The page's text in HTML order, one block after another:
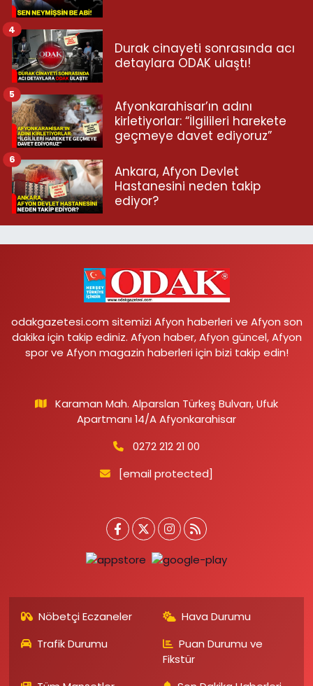
Durak cinayeti sonrasında acı
detaylara ODAK ulaştı!
4
Afyonkarahisar’ın adını
kirletiyorlar: “İlgilileri harekete
geçmeye davet ediyoruz”
5
Ankara, Afyon Devlet
Hastanesini neden takip
ediyor?
6
odakgazetesi.com sitemizi Afyon haberleri ve Afyon son
dakika için takip ediniz. Afyon haber, Afyon güncel, Afyon
spor ve Afyon magazin haberleri için bizi takip edin!
Karaman Mah. Alparslan Türkeş Bulvarı, Ufuk
Apartmanı 14/A Afyonkarahisar
0272 212 21 00
[email protected]
Nöbetçi Eczaneler
Hava Durumu
Trafik Durumu
Puan Durumu ve
Fikstür